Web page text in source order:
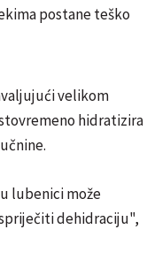
postane teško
velikom
hidratizira
lubenici može
dehidraciju",